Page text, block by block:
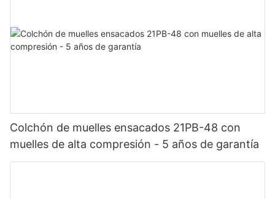
Colchón de muelles ensacados 21PB-48 con
muelles de alta compresión - 5 años de garantía